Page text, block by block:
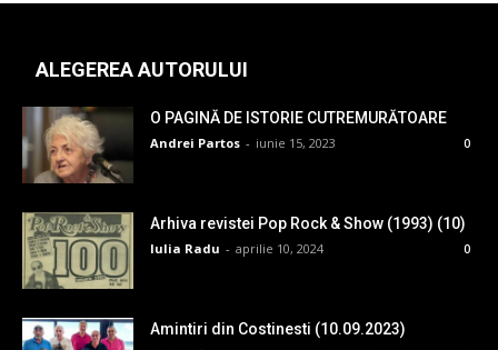
ALEGEREA AUTORULUI
O PAGINĂ DE ISTORIE CUTREMURĂTOARE
Andrei Partos - iunie 15, 2023 0
Arhiva revistei Pop Rock & Show (1993) (10)
Iulia Radu - aprilie 10, 2024 0
Amintiri din Costinesti (10.09.2023)